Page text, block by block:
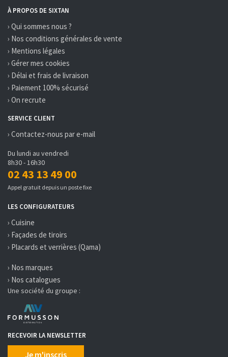
À PROPOS DE SIXTAN
› Qui sommes nous ?
› Nos conditions générales de vente
› Mentions légales
› Gérer mes cookies
› Délai et frais de livraison
› Paiement 100% sécurisé
› On recrute
SERVICE CLIENT
› Contactez-nous par e-mail
Du lundi au vendredi
8h30 - 16h30
02 43 13 49 00
Appel gratuit depuis un poste fixe
LES CONFIGURATEURS
› Cuisine
› Façades de tiroirs
› Placards et verrières (Qama)
› Nos marques
› Nos catalogues
Une société du groupe :
RECEVOIR LA NEWSLETTER
Je m'inscris